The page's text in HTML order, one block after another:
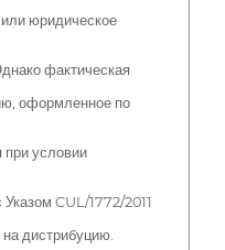
юридическое
фактическая
оформленное по
условии
CUL/1772/2011
дистрибуцию.